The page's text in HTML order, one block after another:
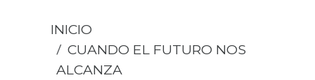
INICIO
CUANDO EL FUTURO NOS
ALCANZA